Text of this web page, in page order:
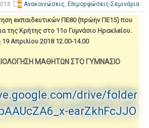
Ανακοινώσεις, Επιμορφώσεις-Σεμινάρια
εκπαιδευτικών ΠΕ80 (πρώην ΠΕ15) που
της Κρήτης στο 11ο Γυμνάσιο Ηρακλείου.
Απριλίου 2018 12.00-14.00
ΜΑΘΗΤΩΝ ΣΤΟ ΓΥΜΝΑΣΙΟ
drive/folder
earZkhFcJJO